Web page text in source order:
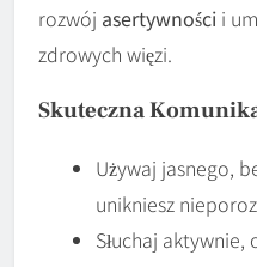
rozwój asertywności i
zdrowych więzi.
Skuteczna
Używaj jasnego,
unikniesz
Słuchaj